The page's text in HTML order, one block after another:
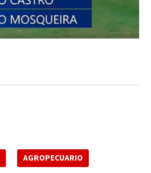
AGROPECUARIO